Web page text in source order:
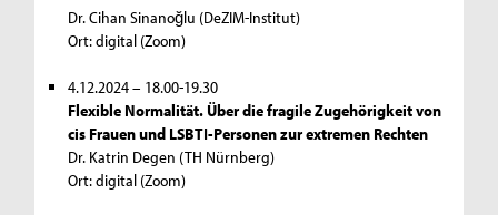
Dr. Cihan Sinanoğlu (DeZIM-Institut)
Ort: digital (Zoom)
4.12.2024 – 18.00-19.30
Flexible Normalität. Über die fragile Zugehörigkeit von
cis Frauen und LSBTI-Personen zur extremen Rechten
Dr. Katrin Degen (TH Nürnberg)
Ort: digital (Zoom)